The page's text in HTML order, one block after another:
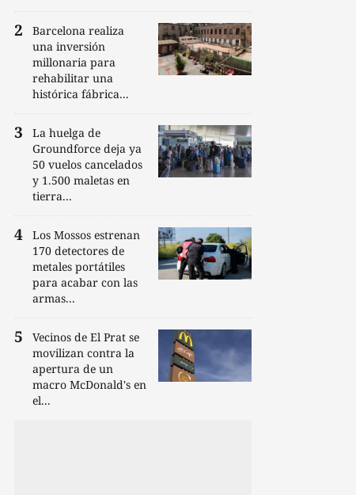
Barcelona realiza
una inversión
millonaria para
rehabilitar una
histórica fábrica...
La huelga de
Groundforce deja ya
50 vuelos cancelados
y 1.500 maletas en
tierra...
Los Mossos estrenan
170 detectores de
metales portátiles
para acabar con las
armas...
Vecinos de El Prat se
movilizan contra la
apertura de un
macro McDonald's en
el...